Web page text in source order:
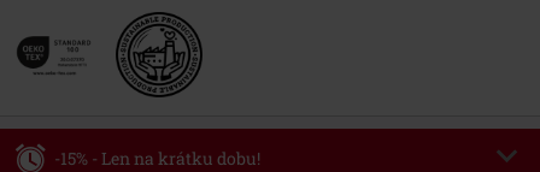
-15% - Len na krátku dobu!